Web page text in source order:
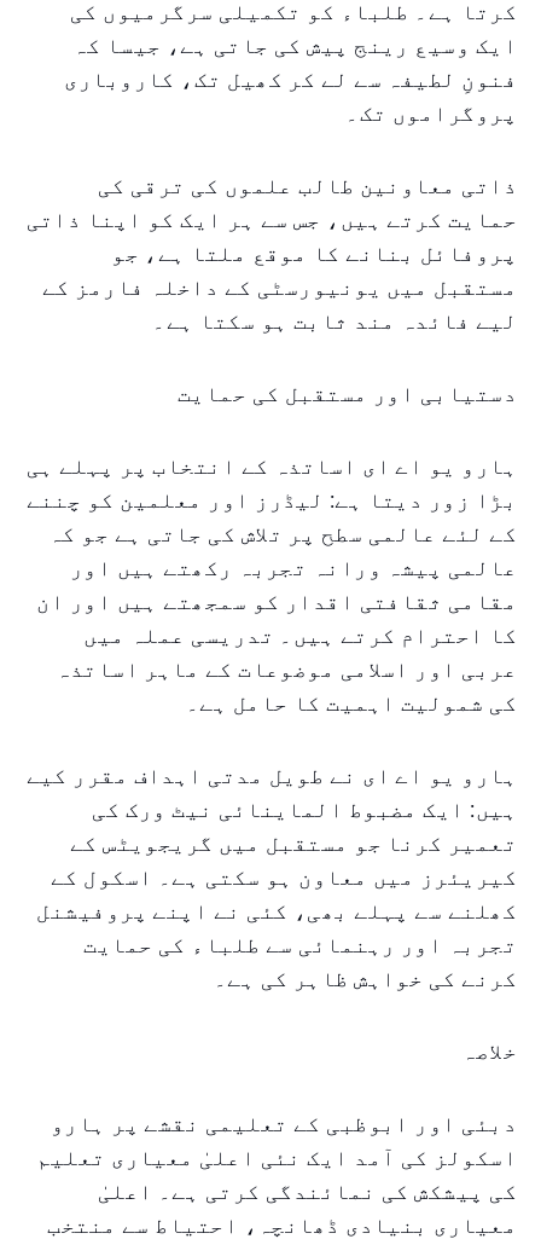
کرتا ہے۔ طلباء کو تکمیلی سرگرمیوں کی
ایک وسیع رینج پیش کی جاتی ہے، جیسا کہ
فنونِ لطیفہ سے لے کر کھیل تک، کاروباری
پروگراموں تک۔
ذاتی معاونین طالب علموں کی ترقی کی
حمایت کرتے ہیں، جس سے ہر ایک کو اپنا ذاتی
پروفائل بنانے کا موقع ملتا ہے، جو
مستقبل میں یونیورسٹی کے داخلہ فارمز کے
لیے فائدہ مند ثابت ہو سکتا ہے۔
دستیابی اور مستقبل کی حمایت
ہارو یو اے ای اساتذہ کے انتخاب پر پہلے ہی
بڑا زور دیتا ہے: لیڈرز اور معلمین کو چننے
کے لئے عالمی سطح پر تلاش کی جاتی ہے جو کہ
عالمی پیشہ ورانہ تجربہ رکھتے ہیں اور
مقامی ثقافتی اقدار کو سمجھتے ہیں اور ان
کا احترام کرتے ہیں۔ تدریسی عملہ میں
عربی اور اسلامی موضوعات کے ماہر اساتذہ
کی شمولیت اہمیت کا حامل ہے۔
ہارو یو اے ای نے طویل مدتی اہداف مقرر کیے
ہیں: ایک مضبوط الماینائی نیٹ ورک کی
تعمیر کرنا جو مستقبل میں گریجویٹس کے
کیریئرز میں معاون ہو سکتی ہے۔ اسکول کے
کھلنے سے پہلے بھی، کئی نے اپنے پروفیشنل
تجربہ اور رہنمائی سے طلباء کی حمایت
کرنے کی خواہش ظاہر کی ہے۔
خلاصہ
دبئی اور ابوظبی کے تعلیمی نقشے پر ہارو
اسکولز کی آمد ایک نئی اعلیٰ معیاری تعلیم
کی پیشکش کی نمائندگی کرتی ہے۔ اعلیٰ
معیاری بنیادی ڈھانچہ، احتیاط سے منتخب